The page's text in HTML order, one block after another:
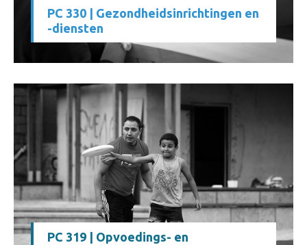
PC 330 | Gezondheidsinrichtingen en
-diensten
PC 319 | Opvoedings- en